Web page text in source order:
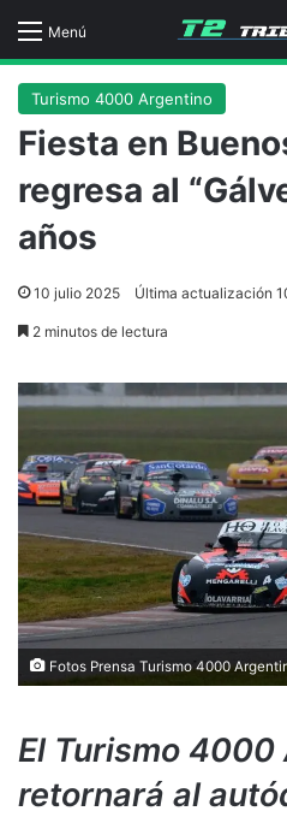
Menú
Turismo 4000 Argentino
Fiesta en
regresa al
años
10 julio 2025 Última actualización
2 minutos de lectura
Fotos Prensa Turismo 4000
El Turismo 4000
retornará al